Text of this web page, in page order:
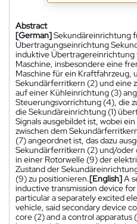
Abstract
[German]Sekundäreinrichtung
Übertragungseinrichtung
induktive Übertragereinrichtung
Maschine, insbesondere eine
Maschine für ein Kraftfahrzeug,
Sekundärferritkern (2) und eine
auf einer Kühleinrichtung (3)
Steuerungsvorrichtung (4), die
die Sekundäreinrichtung (1)
Signals ausgebildet ist, wobei
zwischen dem
(7) angeordnet ist, das dazu
Sekundärferritkern (2) und/oder
in einer Rotorwelle (9) der
Zustand der
(9) zu positionieren.[English]A
inductive transmission device
particular a separately excited
vehicle, said secondary device
core (2) and a control apparatus